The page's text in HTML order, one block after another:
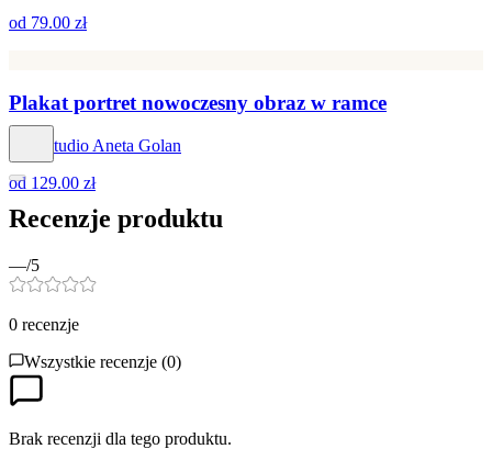
od 79.00 zł
Plakat portret nowoczesny obraz w ramce
Hog Studio Aneta Golan
od 129.00 zł
Recenzje produktu
—/5
0 recenzje
Wszystkie recenzje (0)
Brak recenzji dla tego produktu.